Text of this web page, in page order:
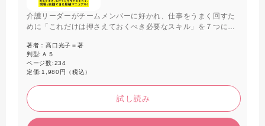
介護リーダーがチームメンバーに好かれ、仕事をうまく回すた
めに「これだけは押さえておくべき必要なスキル」を７つに絞
節で、35個のお悩みに答える。新任からベテラン介護リーダー
にも役立つ決定版。
著者：髙口光子＝著
判型: Ａ５
ページ数:234
定価:1,980円（税込）
試し読み